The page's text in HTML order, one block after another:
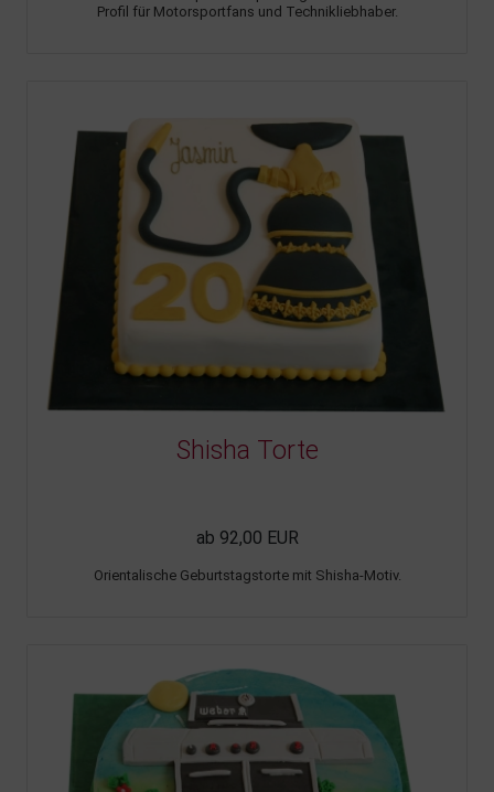
Profil für Motorsportfans und Technikliebhaber.
Shisha Torte
ab 92,00 EUR
Orientalische Geburtstagstorte mit Shisha-Motiv.